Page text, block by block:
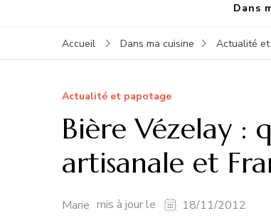
Dans
Accueil Dans ma cuisine Actualité
Actualité et papotage
Bière Vézelay :
artisanale et
Marie mis à jour le 18/11/2012